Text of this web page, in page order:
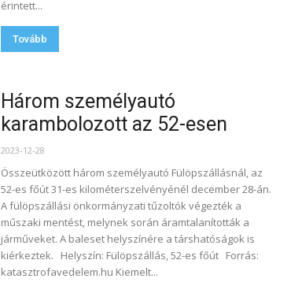
érintett...
Tovább
Három személyautó
karambolozott az 52-esen
2023-12-28
Összeütközött három személyautó Fülöpszállásnál, az
52-es főút 31-es kilométerszelvényénél december 28-án.
A fülöpszállási önkormányzati tűzoltók végezték a
műszaki mentést, melynek során áramtalanították a
járműveket. A baleset helyszínére a társhatóságok is
kiérkeztek. Helyszín: Fülöpszállás, 52-es főút Forrás:
katasztrofavedelem.hu Kiemelt...